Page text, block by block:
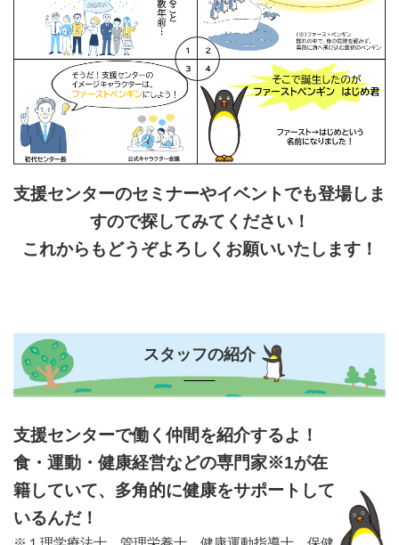
支援センターのセミナーやイベントでも登場しま
すので探してみてください！
これからもどうぞよろしくお願いいたします！
スタッフの紹介
支援センターで働く仲間を紹介するよ！
食・運動・健康経営などの専門家※1が在
籍していて、多角的に健康をサポートして
いるんだ！